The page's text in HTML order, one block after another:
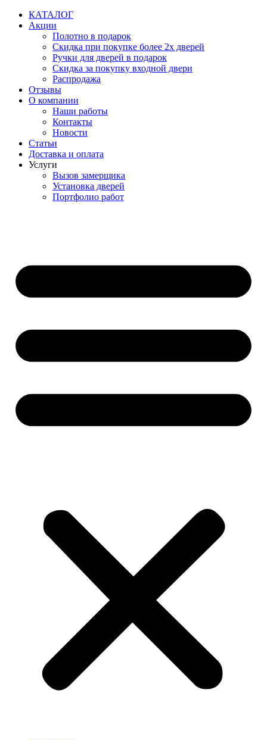
Перейти
содержимому
КАТАЛОГ
Акции
Полотно в подарок
Скидка при покупке более 2х дверей
Ручки для дверей в подарок
Скидка за покупку входной двери
Распродажа
Отзывы
О компании
Наши работы
Контакты
Новости
Статьи
Доставка и оплата
Услуги
Вызов замерщика
Установка дверей
Портфолио работ